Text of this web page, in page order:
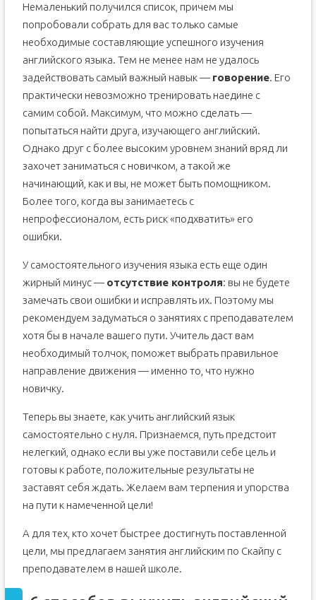
Немаленький получился список, причем мы
попробовали собрать для вас только самые
необходимые составляющие успешного изучения
английского языка. Тем не менее нам не удалось
задействовать самый важный навык — говорение. Его
практически невозможно тренировать наедине с
самим собой. Максимум, что можно сделать —
попытаться найти друга, изучающего английский.
Однако друг с более высоким уровнем знаний вряд ли
захочет заниматься с новичком, а такой же
начинающий, как и вы, не может быть помощником.
Более того, когда вы занимаетесь с
непрофессионалом, есть риск «подхватить» его
ошибки.
У самостоятельного изучения языка есть еще один
жирный минус — отсутствие контроля: вы не будете
замечать свои ошибки и исправлять их. Поэтому мы
рекомендуем задуматься о занятиях с преподавателем
хотя бы в начале вашего пути. Учитель даст вам
необходимый толчок, поможет выбрать правильное
направление движения — именно то, что нужно
новичку.
Теперь вы знаете, как учить английский язык
самостоятельно с нуля. Признаемся, путь предстоит
нелегкий, однако если вы уже поставили себе цель и
готовы к работе, положительные результаты не
заставят себя ждать. Желаем вам терпения и упорства
на пути к намеченной цели!
А для тех, кто хочет быстрее достигнуть поставленной
цели, мы предлагаем занятия английским по Скайпу с
преподавателем в нашей школе.